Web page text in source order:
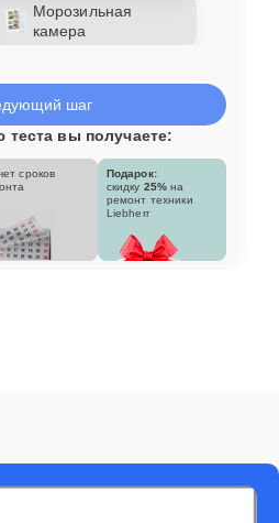
Морозильная
камера
шаг
теста вы получаете:
сроков
Подарок:
скидку 25% на
ремонт техники
Liebherr